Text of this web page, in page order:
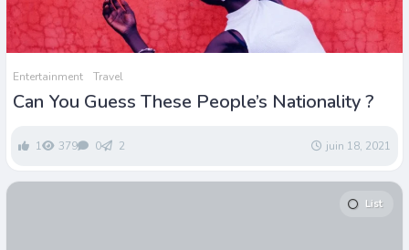
Entertainment Travel
Can You Guess These People’s Nationality ?
1 379 0 2 juin 18, 2021
List